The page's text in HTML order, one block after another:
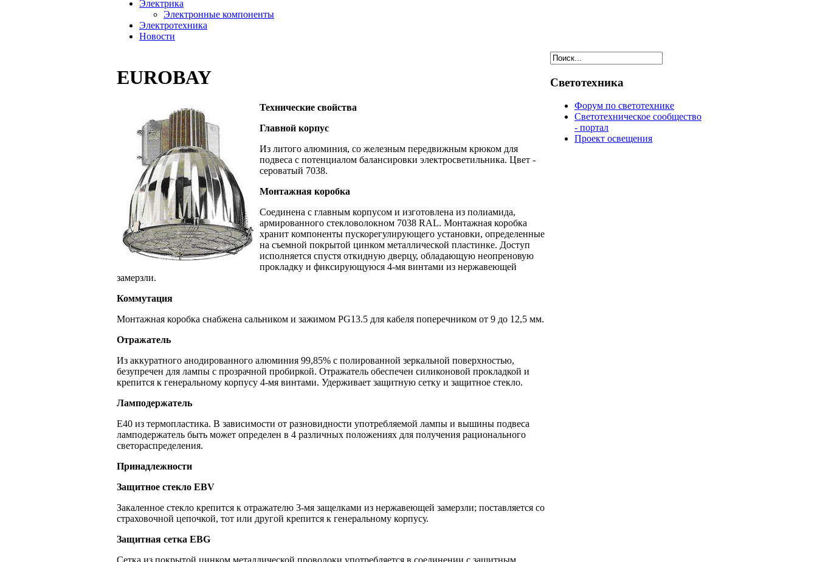
Электрика
Электронные компоненты
Электротехника
Новости
EUROBAY
Технические свойства
Главной корпус
Из литого алюминия, со железным передвижным крюком для
подвеса с потенциалом балансировки электросветильника. Цвет -
сероватый 7038.
Монтажная коробка
Соединена с главным корпусом и изготовлена из полиамида,
армированного стекловолокном 7038 RАL. Монтажная коробка
хранит компоненты пускорегулирующего установки, определенные
на съемной покрытой цинком металлической пластинке. Доступ
исполняется спустя откидную дверцу, обладающую неопреновую
прокладку и фиксирующуюся 4-мя винтами из нержавеющей
замерзли.
Коммутация
Монтажная коробка снабжена сальником и зажимом РG13.5 для кабеля поперечником от 9 до 12,5 мм.
Отражатель
Из аккуратного анодированного алюминия 99,85% с полированной зеркальной поверхностью,
безупречен для лампы с прозрачной пробиркой. Отражатель обеспечен силиконовой прокладкой и
крепится к генеральному корпусу 4-мя винтами. Удерживает защитную сетку и защитное стекло.
Ламподержатель
Е40 из термопластика. В зависимости от разновидности употребляемой лампы и вышины подвеса
ламподержатель быть может определен в 4 различных положениях для получения рационального
светораспределения.
Принадлежности
Защитное стекло ЕВV
Закаленное стекло крепится к отражателю 3-мя защелками из нержавеющей замерзли; поставляется со
страховочной цепочкой, тот или другой крепится к генеральному корпусу.
Защитная сетка EBG
Сетка из покрытой цинком металлической проволоки употребляется в соединении с защитным
Светотехника
Форум по светотехнике
Светотехническое сообщество
- портал
Проект освещения